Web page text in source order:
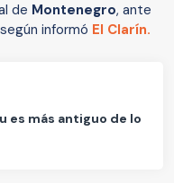
de Montenegro, ante
informó El Clarín.
es más antiguo de lo